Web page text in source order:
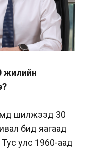
жилийн
шилжээд 30
бид яагаад
улс 1960-аад